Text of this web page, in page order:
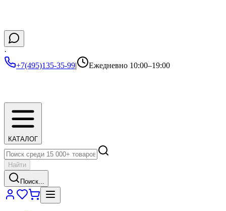
·
+7(495)135-35-99| Ежедневно 10:00–19:00
КАТАЛОГ
Найти
Поиск...